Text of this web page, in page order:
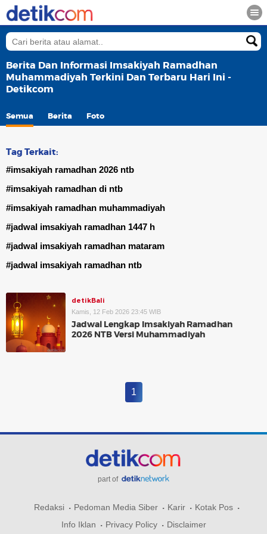
Berita Dan Informasi Imsakiyah Ramadhan
Muhammadiyah Terkini Dan Terbaru Hari Ini -
Detikcom
Semua Berita Foto
Tag Terkait:
#imsakiyah ramadhan 2026 ntb
#imsakiyah ramadhan di ntb
#imsakiyah ramadhan muhammadiyah
#jadwal imsakiyah ramadhan 1447 h
#jadwal imsakiyah ramadhan mataram
#jadwal imsakiyah ramadhan ntb
detikBali
Kamis, 12 Feb 2026 23:45 WIB
Jadwal Lengkap Imsakiyah Ramadhan
2026 NTB Versi Muhammadiyah
1
part of
Redaksi Pedoman Media Siber Karir
Kotak Pos
Info Iklan
Privacy Policy Disclaimer